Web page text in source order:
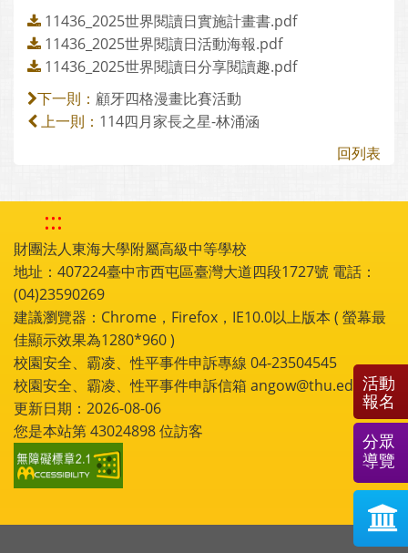
11436_2025世界閱讀日實施計畫書.pdf
11436_2025世界閱讀日活動海報.pdf
11436_2025世界閱讀日分享閱讀趣.pdf
下一則： 顧牙四格漫畫比賽活動
上一則： 114四月家長之星-林涌涵
回列表
:::
財團法人東海大學附屬高級中等學校
地址：407224臺中市西屯區臺灣大道四段1727號 電話：
(04)23590269
建議瀏覽器：Chrome，Firefox，IE10.0以上版本 ( 螢幕最
佳顯示效果為1280*960 )
校園安全、霸凌、性平事件申訴專線 04-23504545
校園安全、霸凌、性平事件申訴信箱 angow@thu.edu.tw
更新日期：2026-08-06
您是本站第43024898位訪客
活動
報名
分眾
導覽